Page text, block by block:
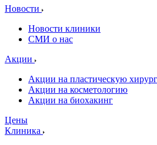
Новости
Новости клиники
СМИ о нас
Акции
Акции на пластическую
Акции на косметологию
Акции на биохакинг
Цены
Клиника